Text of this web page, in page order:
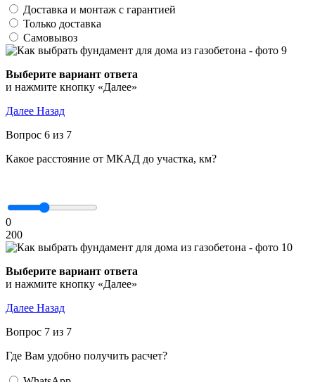
Доставка и монтаж с гарантией
Только доставка
Самовывоз
Выберите вариант ответа
и нажмите кнопку «Далее»
Далее Назад
Вопрос 6 из 7
Какое расстояние от МКАД до участка, км?
0
200
Выберите вариант ответа
и нажмите кнопку «Далее»
Далее Назад
Вопрос 7 из 7
Где Вам удобно получить расчет?